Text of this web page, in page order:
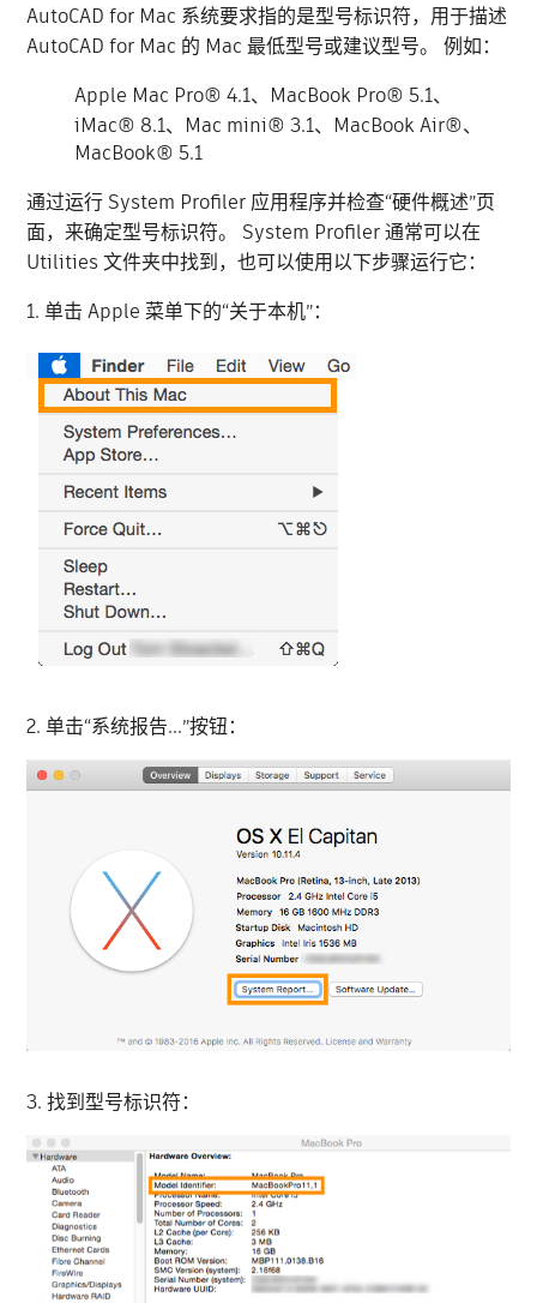
AutoCAD for Mac 系统要求指的是型号标识符，用于描述
AutoCAD for Mac 的 Mac 最低型号或建议型号。 例如：
Apple Mac Pro® 4.1、MacBook Pro® 5.1、
iMac® 8.1、Mac mini® 3.1、MacBook Air®、
MacBook® 5.1
通过运行 System Profiler 应用程序并检查“硬件概述”页
面，来确定型号标识符。 System Profiler 通常可以在
Utilities 文件夹中找到，也可以使用以下步骤运行它：
1. 单击 Apple 菜单下的“关于本机”：
2. 单击“系统报告...”按钮：
3. 找到型号标识符：